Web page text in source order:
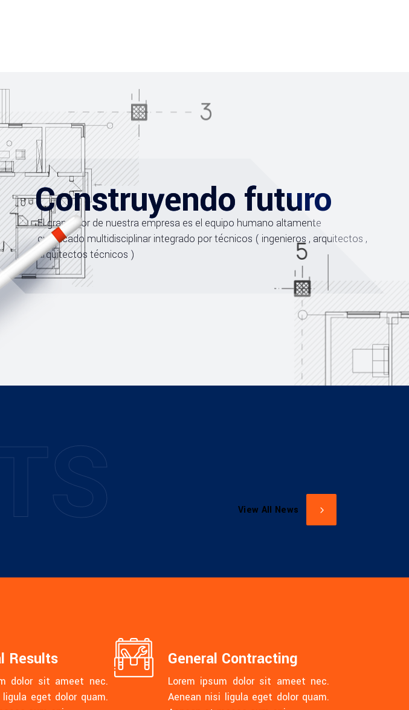
Construyendo futuro
El gran valor de nuestra empresa es el equipo humano altamente
cualificado multidisciplinar integrado por técnicos ( ingenieros , arquitectos ,
arquitectos técnicos )
View All News
S
Results
dolor sit ameet nec.
eget dolor quam.
General Contracting
Lorem ipsum dolor sit ameet nec.
Aenean nisi ligula eget dolor quam.